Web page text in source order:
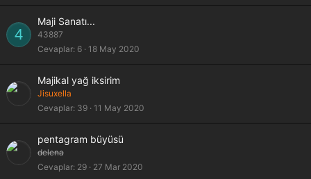
4
Maji Sanatı...
43887
Cevaplar 6 18 May 2020
Majikal yağ iksirim
Jisuxella
Cevaplar 39 11 May 2020
pentagram büyüsü
delena
Cevaplar 29 27 Mar 2020